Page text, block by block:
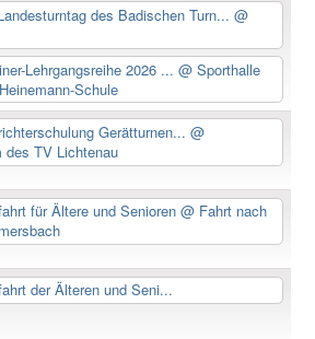
des Badischen Turn...@
Lehrgangsreihe 2026 ... @ Sporthalle
Schule
Gerätturnen... @
des TV Lichtenau
für Ältere und Senioren @ Fahrt nach
der Älteren und Seni...